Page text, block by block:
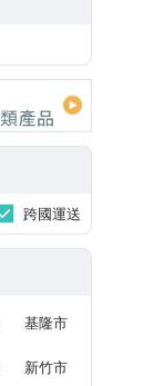
跨國運送
基隆市
新竹市